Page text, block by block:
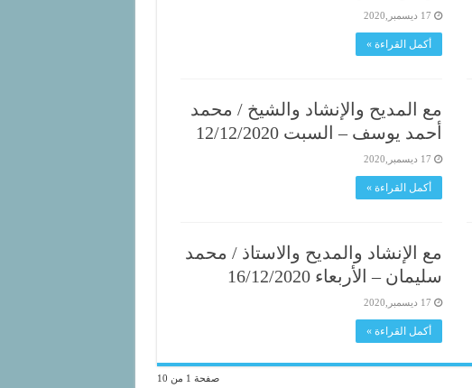
17 ديسمبر,2020
أكمل القراءة »
مع المديح والإنشاد والشيخ / محمد
أحمد يوسف – السبت 12/12/2020
17 ديسمبر,2020
أكمل القراءة »
مع الإنشاد والمديح والاستاذ / محمد
سليمان – الأربعاء 16/12/2020
17 ديسمبر,2020
أكمل القراءة »
صفحة 1 من 10